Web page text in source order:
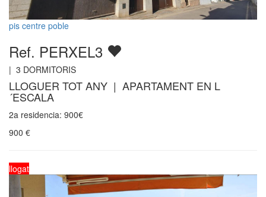
pis centre poble
Ref. PERXEL3
| 3 DORMITORIS
LLOGUER TOT ANY | APARTAMENT EN L
´ESCALA
2a residencia: 900€
900 €
llogat